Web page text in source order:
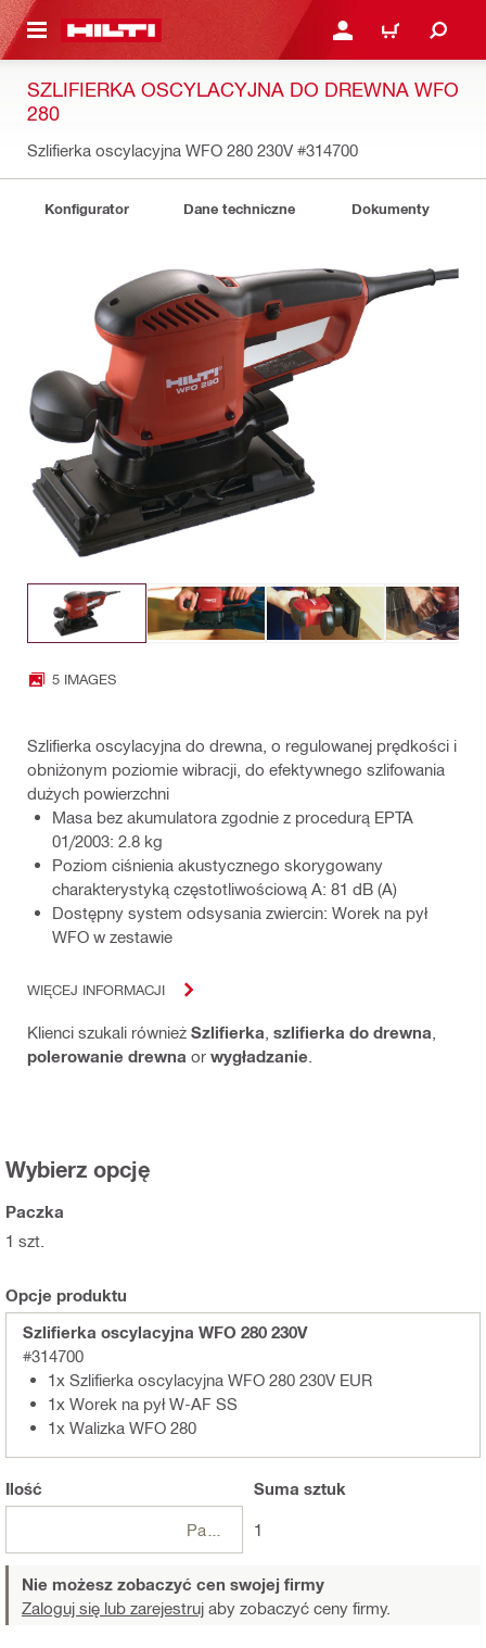
GŁÓWNEJ ZALOGUJ SIĘ LUB
KOSZYK
SZLIFIERKA OSCYLACYJNA DO DREWNA WFO
280
Szlifierka oscylacyjna WFO 280 230V #314700
Konfigurator Dane techniczne Dokumenty
5 IMAGES
Szlifierka oscylacyjna do drewna, o regulowanej prędkości i
obniżonym poziomie wibracji, do efektywnego szlifowania
dużych powierzchni
Masa bez akumulatora zgodnie z procedurą EPTA
01/2003: 2.8 kg
Poziom ciśnienia akustycznego skorygowany
charakterystyką częstotliwościową A: 81 dB (A)
Dostępny system odsysania zwiercin: Worek na pył
WFO w zestawie
WIĘCEJ INFORMACJI
Klienci szukali również Szlifierka szlifierka do drewna
polerowanie drewna or wygładzanie
Wybierz opcję
Paczka
1 szt.
Opcje produktu
Szlifierka oscylacyjna WFO 280 230V
#314700
1x Szlifierka oscylacyjna WFO 280 230V EUR
1x Worek na pył W-AF SS
1x Walizka WFO 280
Ilość Suma sztuk
1
Nie możesz zobaczyć cen swojej firmy
Zaloguj się lub zarejestruj aby zobaczyć ceny firmy.